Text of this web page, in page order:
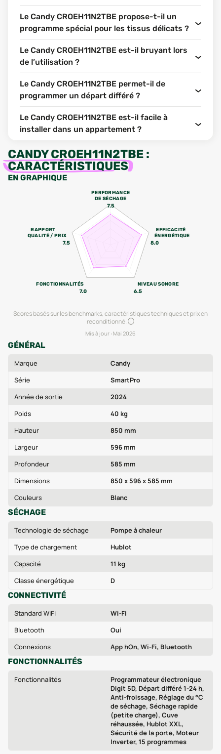
Le Candy CROEH11N2TBE propose-t-il un
programme spécial pour les tissus délicats ?
Le Candy CROEH11N2TBE est-il bruyant lors
de l’utilisation ?
Le Candy CROEH11N2TBE permet-il de
programmer un départ différé ?
Le Candy CROEH11N2TBE est-il facile à
installer dans un appartement ?
CANDY CROEH11N2TBE :
CARACTÉRISTIQUES
EN GRAPHIQUE
PERFORMANCE
DE SÉCHAGE
7.5
EFFICACITÉ
ÉNERGÉTIQUE
8.0
NIVEAU SONORE
6.5
FONCTIONNALITÉS
7.0
RAPPORT
QUALITÉ / PRIX
7.5
Scores basés sur les benchmarks, caractéristiques techniques et prix en
reconditionné.
Mis à jour : Mai 2026
GÉNÉRAL
Marque
Candy
Série
SmartPro
Année de sortie
2024
Poids
40 kg
Hauteur
850 mm
Largeur
596 mm
Profondeur
585 mm
Dimensions
850 x 596 x 585 mm
Couleurs
Blanc
SÉCHAGE
Technologie de séchage
Pompe à chaleur
Type de chargement
Hublot
Capacité
11 kg
Classe énergétique
D
CONNECTIVITÉ
Standard WiFi
Wi‑Fi
Bluetooth
Oui
Connexions
App hOn, Wi‑Fi, Bluetooth
FONCTIONNALITÉS
Fonctionnalités
Programmateur électronique
Digit 5D, Départ différé 1-24 h,
Anti-froissage, Réglage du °C
de séchage, Séchage rapide
(petite charge), Cuve
réhaussée, Hublot XXL,
Sécurité de la porte, Moteur
Inverter, 15 programmes